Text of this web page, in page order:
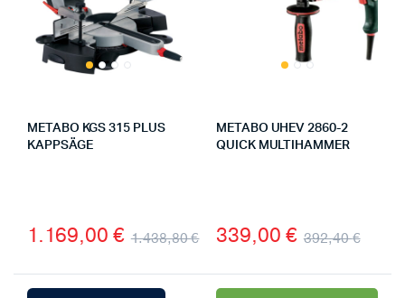
METABO KGS 315 PLUS
KAPPSÄGE
1.438,80€
1.169,00 €
METABO UHEV 2860-2
QUICK MULTIHAMMER
392,40€
339,00 €